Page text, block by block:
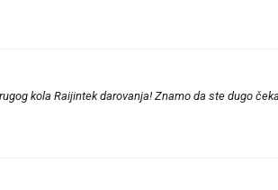
kola Raijintek darovanja! Znamo da ste dugo